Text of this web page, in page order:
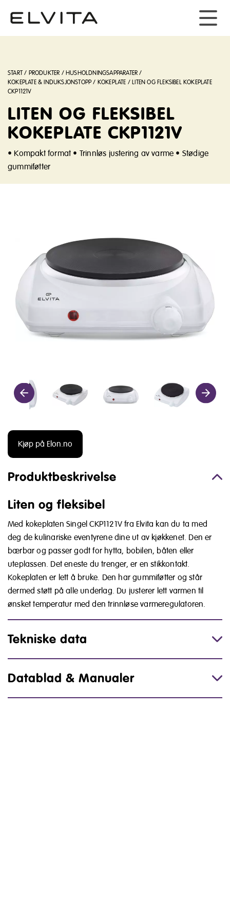
START/ PRODUKTER /HUSHOLDNINGSAPPARATER /
KOKEPLATE & INDUKSJONSTOPP / KOKEPLATE /LITEN OG FLEKSIBEL KOKEPLATE
CKP1121V
LITEN OG FLEKSIBEL
KOKEPLATE CKP1121V
• Kompakt format • Trinnløs justering av varme • Stødige
gummiføtter
Kjøp på Elon.no
Produktbeskrivelse
Liten og fleksibel
Med kokeplaten Singel CKP1121V fra Elvita kan du ta med
deg de kulinariske eventyrene dine ut av kjøkkenet. Den er
bærbar og passer godt for hytta, bobilen, båten eller
uteplassen. Det eneste du trenger, er en stikkontakt.
Kokeplaten er lett å bruke. Den har gummiføtter og står
dermed støtt på alle underlag. Du justerer lett varmen til
ønsket temperatur med den trinnløse varmeregulatoren.
Tekniske data
Datablad & Manualer